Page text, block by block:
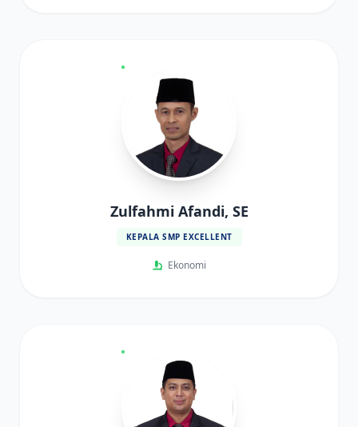
Zulfahmi Afandi, SE
KEPALA SMP EXCELLENT
Ekonomi